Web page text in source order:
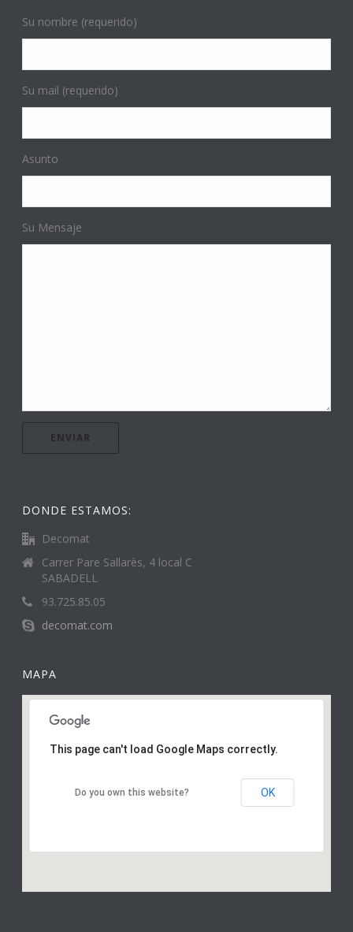
Su nombre (requerido)
Su mail (requerido)
Asunto
Su Mensaje
DONDE ESTAMOS:
Decomat
Carrer Pare Sallarès, 4 local C
SABADELL
93.725.85.05
decomat.com
MAPA
This page can't load Google Maps correctly.
Do you own this website? OK